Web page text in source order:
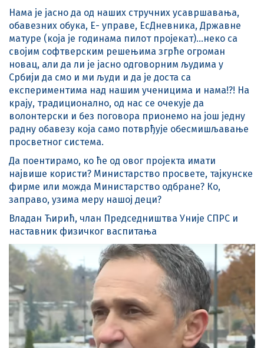
Нама је јасно да од наших стручних усавршавања,
обавезних обука, Е- управе, ЕсДневника, Државне
матуре (која је годинама пилот пројекат)…неко са
својим софтверским решењима згрће огроман
новац, али да ли је јасно одговорним људима у
Србији да смо и ми људи и да је доста са
експериментима над нашим ученицима и нама!?! На
крају, традиционално, од нас се очекује да
волонтерски и без поговора прионемо на још једну
радну обавезу која само потврђује обесмишљавање
просветног система.
Да поентирамо, ко ће од овог пројекта имати
највише користи? Министарство просвете, тајкунске
фирме или можда Министарство одбране? Ко,
заправо, узима меру нашој деци?
Владан Ћирић, члан Председништва Уније СПРС и
наставник физичког васпитања